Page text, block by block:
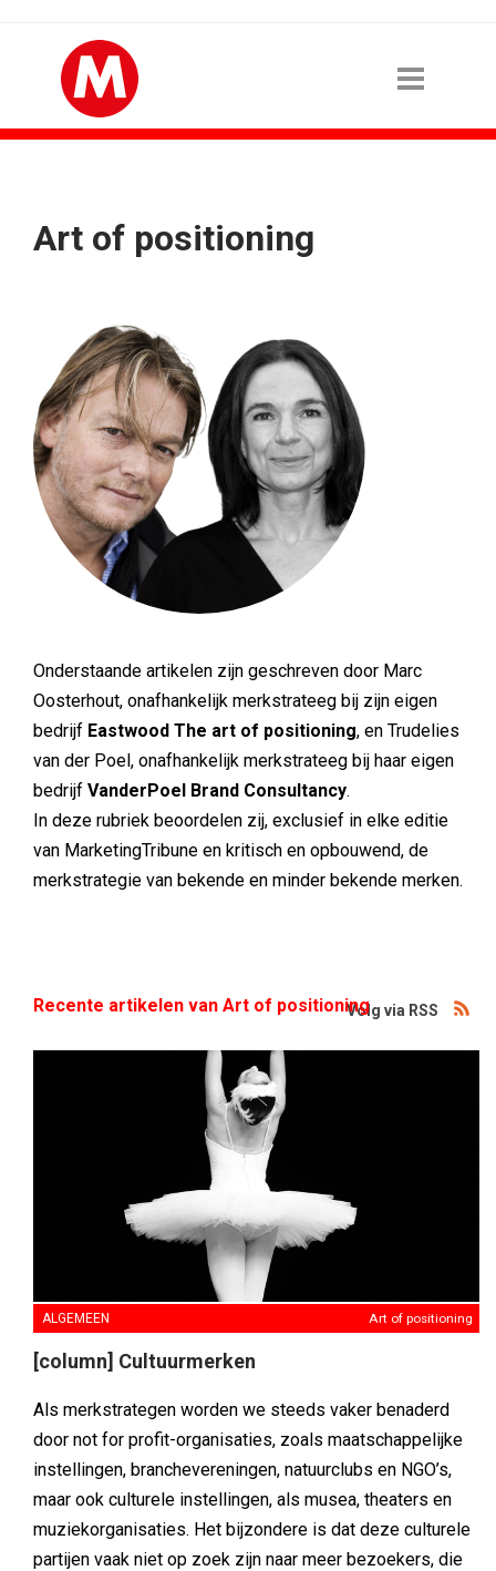
Art of positioning
Onderstaande artikelen zijn geschreven door Marc
Oosterhout, onafhankelijk merkstrateeg bij zijn eigen
bedrijf Eastwood The art of positioning, en Trudelies
van der Poel, onafhankelijk merkstrateeg bij haar eigen
bedrijf VanderPoel Brand Consultancy.
In deze rubriek beoordelen zij, exclusief in elke editie
van MarketingTribune en kritisch en opbouwend, de
merkstrategie van bekende en minder bekende merken.
Recente artikelen van Art of positioningVolg via RSS
ALGEMEEN Art of positioning
[column] Cultuurmerken
Als merkstrategen worden we steeds vaker benaderd
door not for profit-organisaties, zoals maatschappelijke
instellingen, branchevereningen, natuurclubs en NGO’s,
maar ook culturele instellingen, als musea, theaters en
muziekorganisaties. Het bijzondere is dat deze culturele
partijen vaak niet op zoek zijn naar meer bezoekers, die